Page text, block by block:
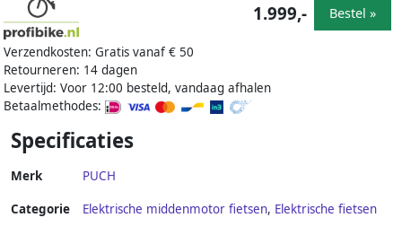
Verzendkosten: Gratis vanaf € 50
Retourneren: 14 dagen
Levertijd: Voor 12:00 besteld, vandaag afhalen
Betaalmethodes:
1.999,- Bestel »
Specificaties
Merk PUCH
Categorie Elektrische middenmotor fietsen, Elektrische fietsen